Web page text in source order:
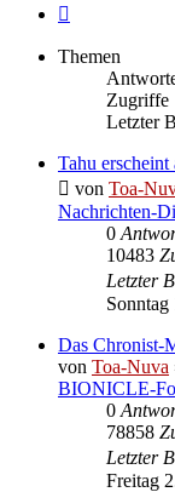
Themen
Zugriffe
Letzter
Tahu
von Toa-
Nachrichten-
0
10483
Letzter
Das Chronist-
von Toa-Nuva
BIONICLE-
0
78858
Letzter
Freitag